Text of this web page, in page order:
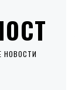
НОВОСТИ